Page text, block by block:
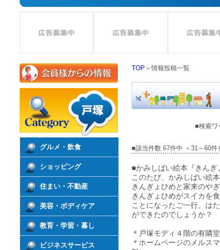
グルメ・飲食
ショッピング
住まい・不動産
美容・ボディケア
教育・学習・暮し
ビジネスサービス
TOP ＞情報投稿一覧
■検索ワ
■該当件数 67件中 ＜31～60
■かみしばい絵本『きんぎ
このたび、かみしばい絵
きんぎょひめと家来のや
きんぎょひめがスイカを
ことになったご一行。は
ができたのでしょうか？
＊戸塚モディ４階の有隣
＊ホームページのメルス